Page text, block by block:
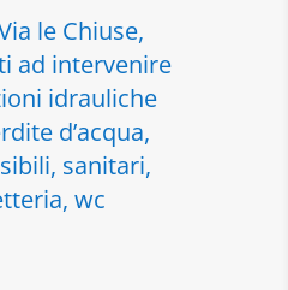
le Chiuse,
ad intervenire
idrauliche
d’acqua,
sanitari,
wc